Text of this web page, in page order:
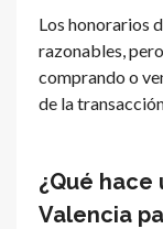
Los honorarios
razonables,
comprando o
de la
¿Qué
Valencia